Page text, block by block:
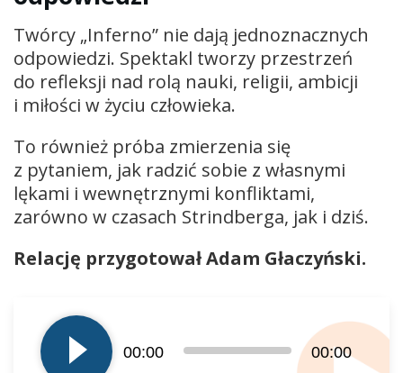
Twórcy „Inferno” nie dają jednoznacznych
odpowiedzi. Spektakl tworzy przestrzeń
do refleksji nad rolą nauki, religii, ambicji
i miłości w życiu człowieka.
To również próba zmierzenia się
z pytaniem, jak radzić sobie z własnymi
lękami i wewnętrznymi konfliktami,
zarówno w czasach Strindberga, jak i dziś.
Relację przygotował Adam Głaczyński.
plików
dźwiękowych
00:00 00:00